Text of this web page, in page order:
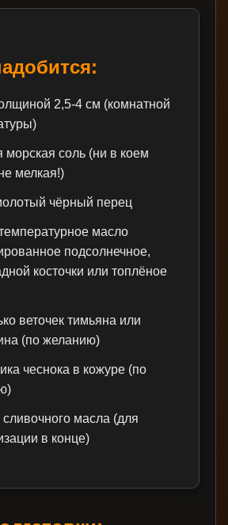
2,5-4 см (комнатной
морская соль (ни в коем
мелкая!)
чёрный перец
масло
подсолнечное,
косточки или топлёное
веточек тимьяна или
(по желанию)
чеснока в кожуре (по
сливочного масла (для
в конце)